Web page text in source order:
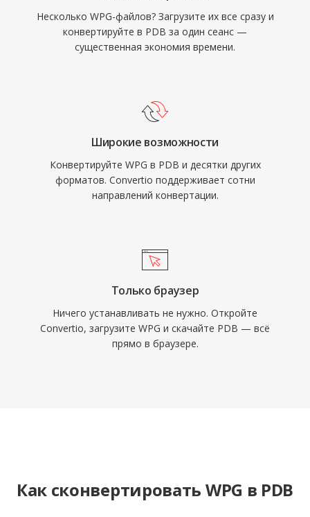
Несколько WPG-файлов? Загрузите их все сразу и
конвертируйте в PDB за один сеанс —
существенная экономия времени.
Широкие возможности
Конвертируйте WPG в PDB и десятки других
форматов. Convertio поддерживает сотни
направлений конвертации.
Только браузер
Ничего устанавливать не нужно. Откройте
Convertio, загрузите WPG и скачайте PDB — всё
прямо в браузере.
Как сконвертировать WPG в PDB